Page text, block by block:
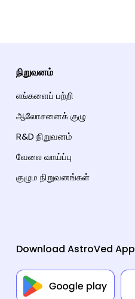
நிறுவனம்
எங்களைப் பற்றி
ஆலோசனைக் குழு
R&D நிறுவனம்
வேலை வாய்ப்பு
குழும நிறுவனங்கள்
Download AstroVed App